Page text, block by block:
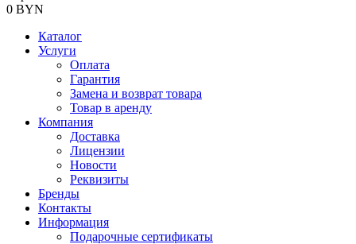
0 BYN
Каталог
Услуги
Оплата
Гарантия
Замена и возврат товара
Товар в аренду
Компания
Доставка
Лицензии
Новости
Реквизиты
Бренды
Контакты
Информация
Подарочные сертификаты